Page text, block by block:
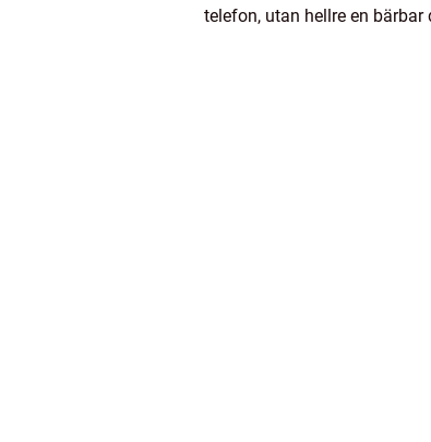
telefon, utan hellre en